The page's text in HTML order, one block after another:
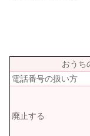
おうち
電話番号の扱い方
廃止する